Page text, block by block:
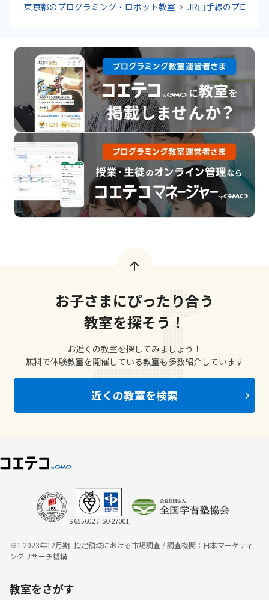
東京都のプログラミング・ロボット教室
JR山手線のプログラ
お子さまにぴったり合う
教室を探そう！
お近くの教室を探してみましょう！
無料で体験教室を開催している教室も多数紹介しています
近くの教室を検索
IS 655602 / ISO 27001
※1 2023年12月期_指定領域における市場調査 / 調査機関：日本マーケティ
ングリサーチ機構
教室をさがす